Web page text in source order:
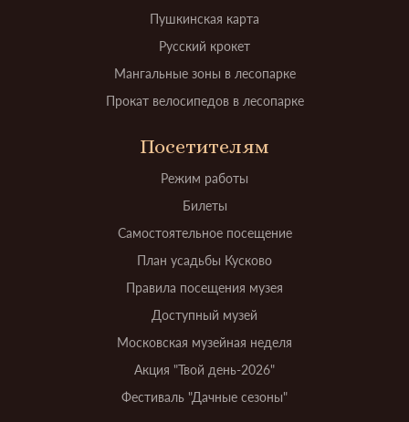
Пушкинская карта
Русский крокет
Мангальные зоны в лесопарке
Прокат велосипедов в лесопарке
Посетителям
Режим работы
Билеты
Самостоятельное посещение
План усадьбы Кусково
Правила посещения музея
Доступный музей
Московская музейная неделя
Акция "Твой день-2026"
Фестиваль "Дачные сезоны"